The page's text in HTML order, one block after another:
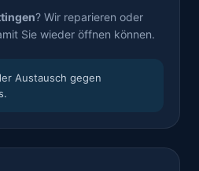
? Wir reparieren oder
Sie wieder öffnen können.
Austausch gegen